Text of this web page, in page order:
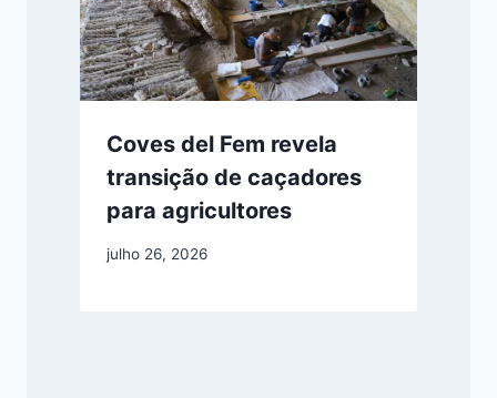
Coves del Fem revela
transição de caçadores
para agricultores
julho 26, 2026